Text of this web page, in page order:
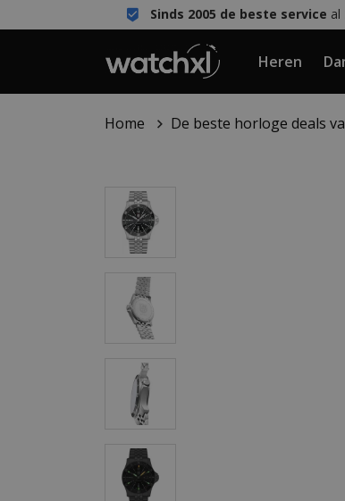
Sinds 2005 de beste service al
Heren
Home De beste horloge deals